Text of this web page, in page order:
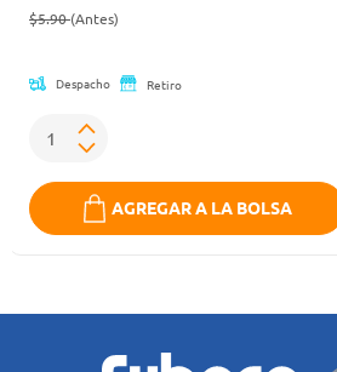
Precio reducido de
$5.90(Antes)
Despacho Retiro
AGREGAR A LA BOLSA